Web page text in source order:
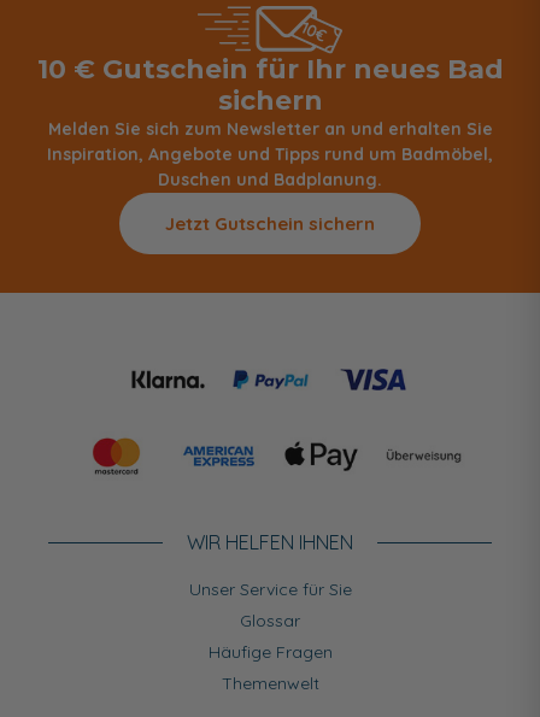
10 € Gutschein für Ihr neues Bad
sichern
Melden Sie sich zum Newsletter an und erhalten Sie
Inspiration, Angebote und Tipps rund um Badmöbel,
Duschen und Badplanung.
Jetzt Gutschein sichern
WIR HELFEN IHNEN
Unser Service für Sie
Glossar
Häufige Fragen
Themenwelt